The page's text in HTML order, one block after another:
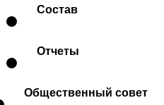
Состав
Отчеты
Общественный совет